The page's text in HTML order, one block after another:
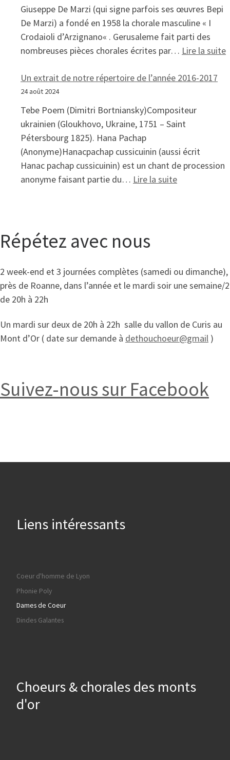
Giuseppe De Marzi (qui signe parfois ses œuvres Bepi
De Marzi) a fondé en 1958 la chorale masculine « I
Crodaioli d’Arzignano« . Gerusaleme fait parti des
nombreuses pièces chorales écrites par… Lire la suite:
Un extrait de notre répertoire de l’année 2016-2017
24 août 2024
Tebe Poem (Dimitri Bortniansky)Compositeur
ukrainien (Gloukhovo, Ukraine, 1751 – Saint
Pétersbourg 1825). Hana Pachap
(Anonyme)Hanacpachap cussicuinin (aussi écrit
Hanac pachap cussicuinin) est un chant de procession
anonyme faisant partie du… Lire la suite: Un extrait
Répétez avec nous
2 week-end et 3 journées complètes (samedi ou dimanche),
près de Roanne, dans l’année et le mardi soir une semaine/2
de 20h à 22h
Un mardi sur deux de 20h à 22h salle du vallon de Curis au
Mont d’Or ( date sur demande à dethouchoeur@gmail )
Suivez-nous sur Facebook
Liens intéressants
Coeur d'homme de Lyon
Phonie Poly
Dames de Coeur
Dindes Galantes
Choeurs & chorales des monts
d'or